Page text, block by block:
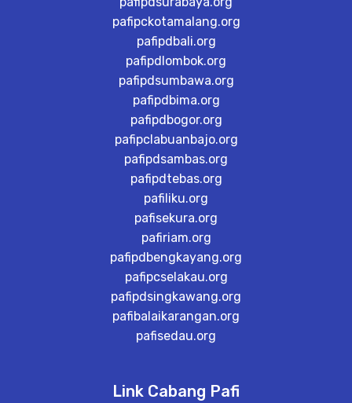
pafipckotamalang.org
pafipdbali.org
pafipdlombok.org
pafipdsumbawa.org
pafipdbima.org
pafipdbogor.org
pafipclabuanbajo.org
pafipdsambas.org
pafipdtebas.org
pafiliku.org
pafisekura.org
pafiriam.org
pafipdbengkayang.org
pafipcselakau.org
pafipdsingkawang.org
pafibalaikarangan.org
pafisedau.org
Link Cabang Pafi